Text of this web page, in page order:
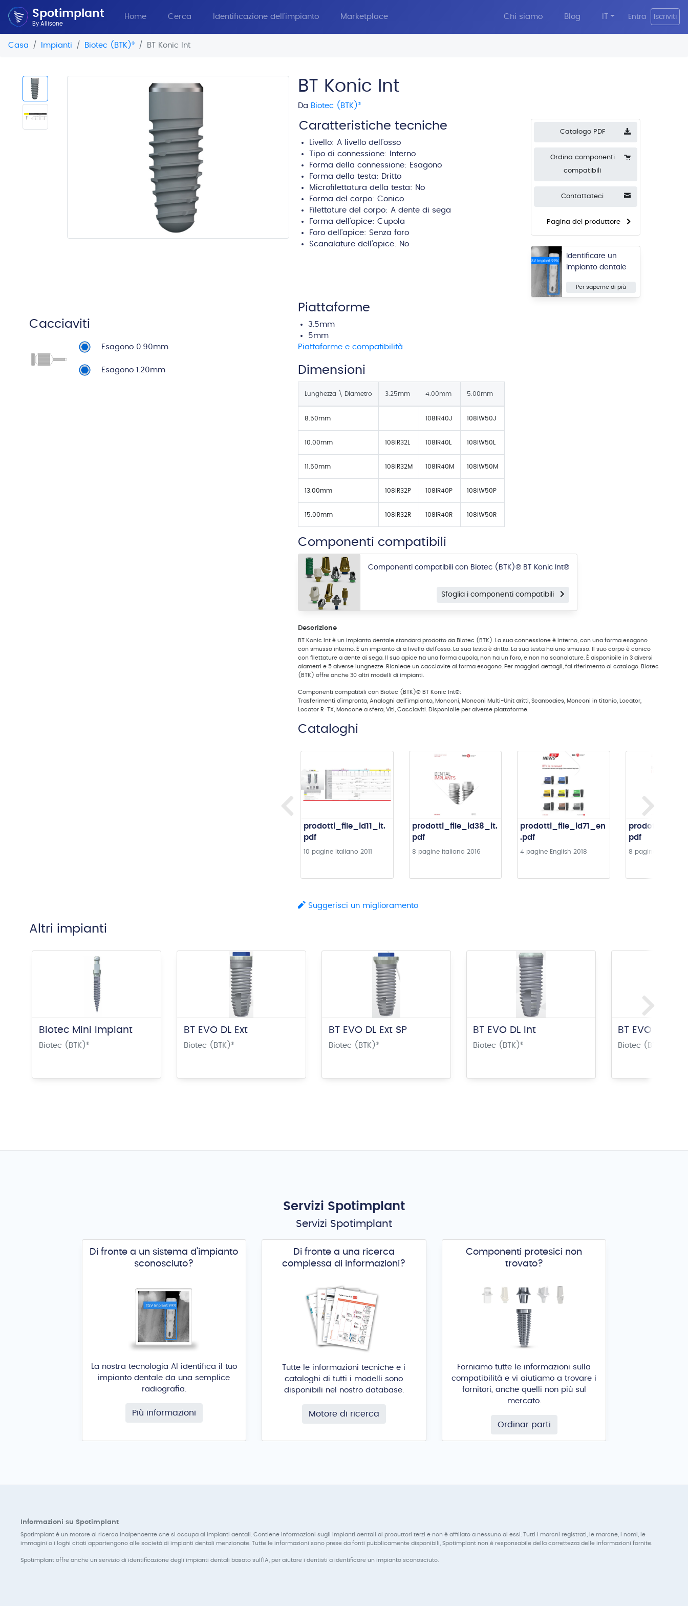
Spotimplant
By Allisone
Home Cerca Identificazione dell'impianto Marketplace Chi siamo Blog Entra Iscriviti
Casa Impianti Biotec (BTK)® BT Konic Int
BT Konic Int
Da Biotec (BTK)®
Caratteristiche tecniche
Livello: A livello dell'osso
Tipo di connessione:
Interno
Forma della connessione: Esagono
Forma della testa: Dritto
Microfilettatura della testa: No
Forma del corpo: Conico
Filettature del corpo: A dente di sega
Forma dell'apice: Cupola
Foro dell'apice: Senza foro
Scanalature dell'apice: No
Catalogo PDF
Ordina componenti
compatibili
Contattateci
Pagina del produttore
Identificare un
impianto dentale
Per saperne di più
Cacciaviti
Esagono 0.90mm
Esagono 1.20mm
Piattaforme
3.5mm
5mm
Piattaforme e compatibilità
Dimensioni
Lunghezza \ Diametro 3.25mm 4.00mm 5.00mm
8.50mm 108IR40J 108IW50J
10.00mm 108IR32L 108IR40L 108IW50L
11.50mm 108IR32M 108IR40M 108IW50M
13.00mm 108IR32P 108IR40P 108IW50P
15.00mm 108IR32R 108IR40R 108IW50R
Componenti compatibili
Componenti compatibili con Biotec (BTK)® BT Konic Int®
Sfoglia i componenti compatibili
Descrizione
BT Konic Int è un impianto dentale standard prodotto da Biotec (BTK). La sua connessione è interno, con una forma esagono
con smusso interno. È un impianto di a livello dell'osso. La sua testa è dritto. La sua testa ha uno smusso. Il suo corpo è conico
con filettature a dente di sega. Il suo apice ha una forma cupola, non ha un foro, e non ha scanalature. È disponibile in 3 diversi
diametri e 5 diverse lunghezze. Richiede un cacciavite di forma esagono. Per maggiori dettagli, fai riferimento al catalogo. Biotec
(BTK) offre anche 30 altri modelli di impianti.
Componenti compatibili con Biotec (BTK)® BT Konic Int®:
Trasferimenti d'impronta, Analoghi dell'impianto, Monconi, Monconi Multi-Unit dritti, Scanbodies, Monconi in titanio, Locator,
Locator R-TX, Moncone a sfera, Viti, Cacciaviti. Disponibile per diverse piattaforme.
Cataloghi
prodotti_file_id11_it.
pdf
10 pagine italiano 2011
prodotti_file_id38_it.
pdf
8 pagine italiano 2016
prodotti_file_id71_en
.pdf
4 pagine English 2018
pdf
8 pagine
Suggerisci un miglioramento
Altri impianti
Biotec Mini Implant
Biotec (BTK) ®
BT EVO DL Ext
Biotec (BTK) ®
BT EVO DL Ext SP
Biotec (BTK) ®
BT EVO DL Int
Biotec (BTK)®
BT EVO DL Int
Biotec (BTK)
Servizi Spotimplant
Servizi Spotimplant
Di fronte a un sistema d'impianto
sconosciuto?
La nostra tecnologia AI identifica il tuo
impianto dentale da una semplice
radiografia.
Più informazioni
Di fronte a una ricerca
complessa di informazioni?
Tutte le informazioni tecniche e i
cataloghi di tutti i modelli sono
disponibili nel nostro database.
Motore di ricerca
Componenti protesici non
trovato?
Forniamo tutte le informazioni sulla
compatibilità e vi aiutiamo a trovare i
fornitori, anche quelli non più sul
mercato.
Ordinar parti
Informazioni su Spotimplant
Spotimplant è un motore di ricerca indipendente che si occupa di impianti dentali. Contiene informazioni sugli impianti dentali di produttori terzi e non è affiliato a nessuno di essi. Tutti i marchi registrati, le marche, i nomi, le
immagini o i loghi citati appartengono alle società di impianti dentali menzionate. Tutte le informazioni sono prese da fonti pubblicamente disponibili, Spotimplant non è responsabile della correttezza delle informazioni fornite.
Spotimplant offre anche un servizio di identificazione degli impianti dentali basato sull'IA, per aiutare i dentisti a identificare un impianto sconosciuto.